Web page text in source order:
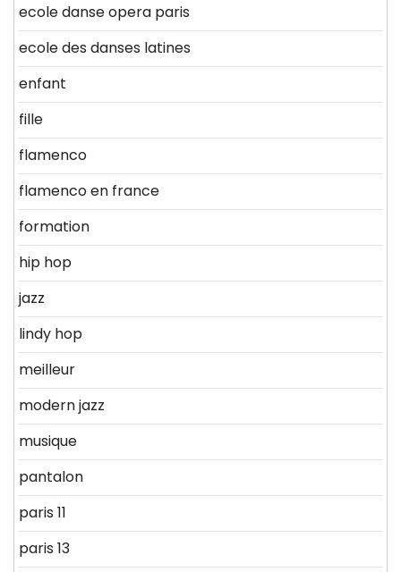
ecole danse opera paris
ecole des danses latines
enfant
fille
flamenco
flamenco en france
formation
hip hop
jazz
lindy hop
meilleur
modern jazz
musique
pantalon
paris 11
paris 13